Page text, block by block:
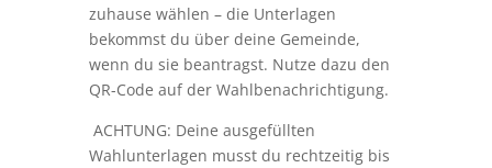
zuhause wählen – die Unterlagen
bekommst du über deine Gemeinde,
wenn du sie beantragst. Nutze dazu den
QR-Code auf der Wahlbenachrichtigung.
ACHTUNG: Deine ausgefüllten
Wahlunterlagen musst du rechtzeitig bis